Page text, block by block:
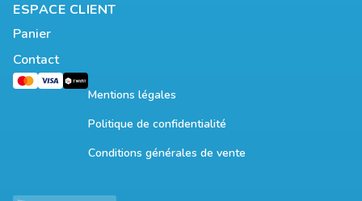
ESPACE CLIENT
Panier
Contact
Mentions légales
Politique de confidentialité
Conditions générales de vente